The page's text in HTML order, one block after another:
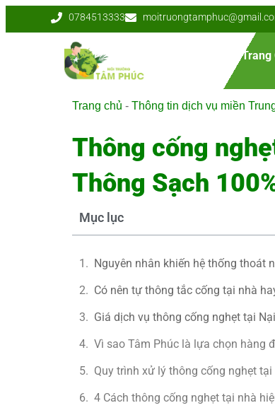
0784513333
Trang
Trang chủ - Thông tin dịch vụ miền
Thông cống
Thông Sạch
Mục lục
Nguyên nhân khiến hệ thống thoát
Có nên tự thông tắc cống tại nhà
Giá dịch vụ thông cống nghẹt tại
Vì sao Tâm Phúc là lựa chọn hàng
Quy trình xử lý thông cống nghẹt
4 Cách thông cống nghẹt tại nhà